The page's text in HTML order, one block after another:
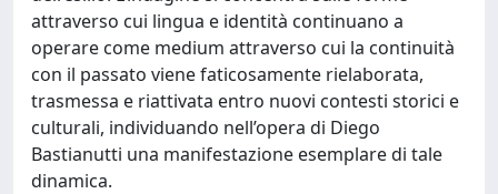
attraverso cui lingua e identità continuano a
operare come medium attraverso cui la continuità
con il passato viene faticosamente rielaborata,
trasmessa e riattivata entro nuovi contesti storici e
culturali, individuando nell’opera di Diego
Bastianutti una manifestazione esemplare di tale
dinamica.